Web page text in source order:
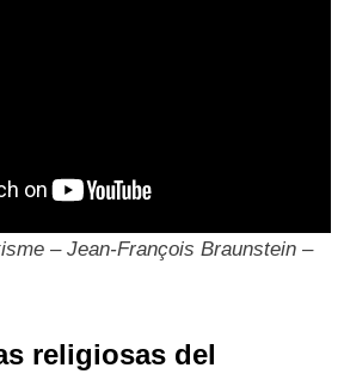
– Jean-François Braunstein –
religiosas del